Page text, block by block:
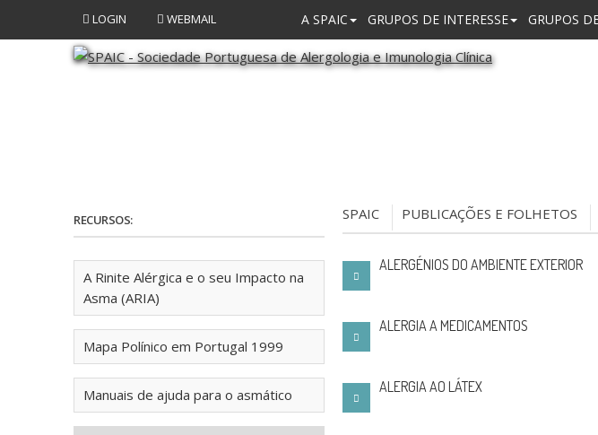
A SPAIC GRUPOS DE INTERESSE GRUPOS
LOGIN WEBMAIL
RECURSOS:
A Rinite Alérgica e o seu Impacto na
Asma (ARIA)
Mapa Polínico em Portugal 1999
Manuais de ajuda para o asmático
SPAIC PUBLICAÇÕES E FOLHETOS
ALERGÉNIOS DO AMBIENTE EXTERIOR
ALERGIA A MEDICAMENTOS
ALERGIA AO LÁTEX